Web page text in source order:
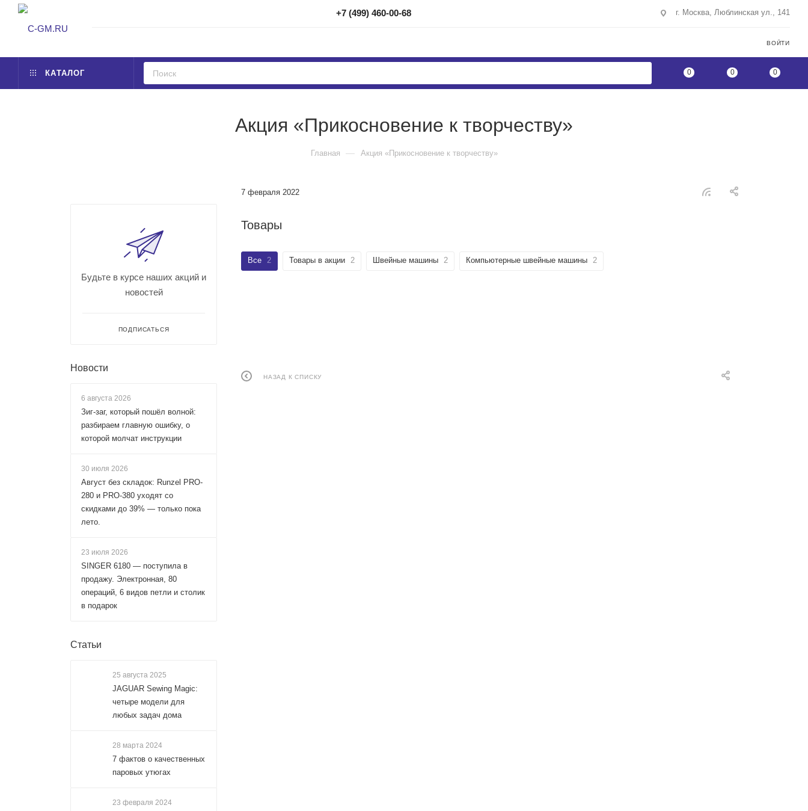
+7 (499) 460-00-68 г. Москва, Люблинская ул., 141
ВОЙТИ
КАТАЛОГ 0 0 0
Акция «Прикосновение к творчеству»
Главная — Акция «Прикосновение к творчеству»
7 февраля 2022
Товары
Все 2 Товары в акции 2 Швейные машины 2 Компьютерные швейные машины 2
НАЗАД К СПИСКУ
Будьте в курсе наших акций и
новостей
ПОДПИСАТЬСЯ
Новости
6 августа 2026
Зиг-заг, который пошёл волной:
разбираем главную ошибку, о
которой молчат инструкции
30 июля 2026
Август без складок: Runzel PRO-
280 и PRO-380 уходят со
скидками до 39% — только пока
лето.
23 июля 2026
SINGER 6180 — поступила в
продажу. Электронная, 80
операций, 6 видов петли и столик
в подарок
Статьи
25 августа 2025
JAGUAR Sewing Magic:
четыре модели для
любых задач дома
28 марта 2024
7 фактов о качественных
паровых утюгах
23 февраля 2024